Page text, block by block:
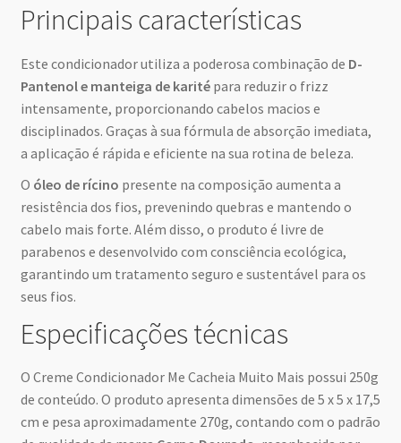
Principais características
Este condicionador utiliza a poderosa combinação de D-
Pantenol e manteiga de karitépara reduzir o frizz
intensamente, proporcionando cabelos macios e
disciplinados. Graças à sua fórmula de absorção imediata,
a aplicação é rápida e eficiente na sua rotina de beleza.
O óleo de rícino presente na composição aumenta a
resistência dos fios, prevenindo quebras e mantendo o
cabelo mais forte. Além disso, o produto é livre de
parabenos e desenvolvido com consciência ecológica,
garantindo um tratamento seguro e sustentável para os
seus fios.
Especificações técnicas
O Creme Condicionador Me Cacheia Muito Mais possui 250g
de conteúdo. O produto apresenta dimensões de 5 x 5 x 17,5
cm e pesa aproximadamente 270g, contando com o padrão